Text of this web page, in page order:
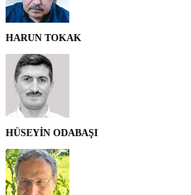
HARUN TOKAK
HÜSEYİN ODABAŞI